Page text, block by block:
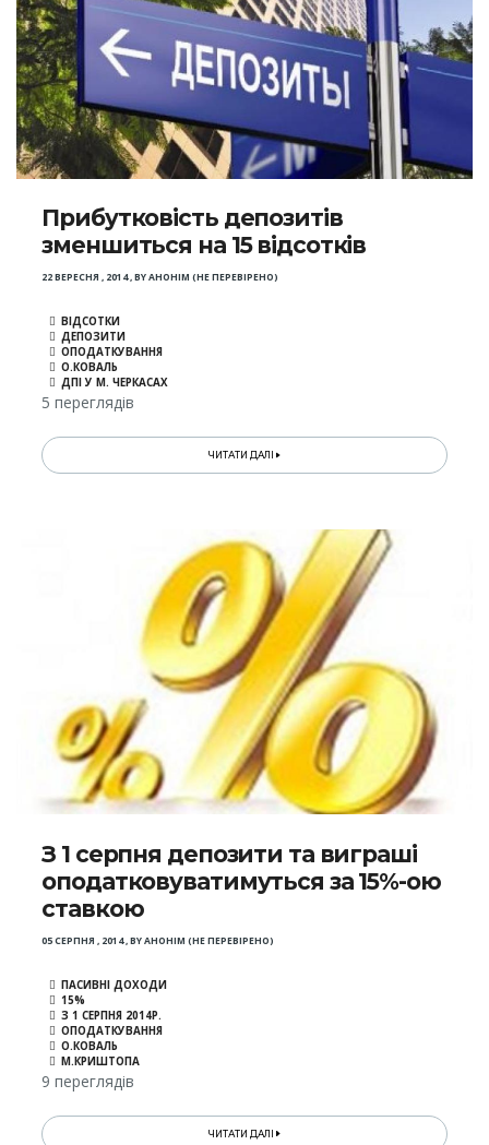
Прибутковість депозитів
зменшиться на 15 відсотків
22 ВЕРЕСНЯ , 2014,BYАНОНІМ (НЕ ПЕРЕВІРЕНО)
ВІДСОТКИ
ДЕПОЗИТИ
ОПОДАТКУВАННЯ
О.КОВАЛЬ
ДПІ У М. ЧЕРКАСАХ
5 переглядів
ЧИТАТИ ДАЛІ
З 1 серпня депозити та виграші
оподатковуватимуться за 15%-ою
ставкою
05 СЕРПНЯ , 2014,BYАНОНІМ (НЕ ПЕРЕВІРЕНО)
ПАСИВНІ ДОХОДИ
15%
З 1 СЕРПНЯ 2014Р.
ОПОДАТКУВАННЯ
О.КОВАЛЬ
М.КРИШТОПА
9 переглядів
ЧИТАТИ ДАЛІ